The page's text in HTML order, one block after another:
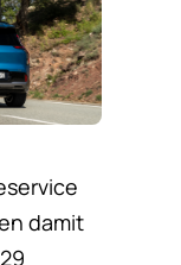
damit